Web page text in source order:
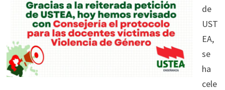
de
UST
EA,
se
ha
cele